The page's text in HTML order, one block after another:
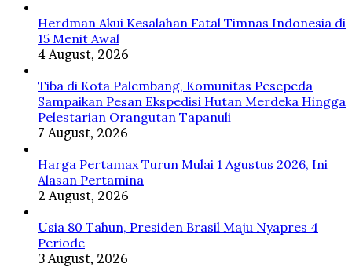
Herdman Akui Kesalahan Fatal Timnas Indonesia di
15 Menit Awal
4 August, 2026
Tiba di Kota Palembang, Komunitas Pesepeda
Sampaikan Pesan Ekspedisi Hutan Merdeka Hingga
Pelestarian Orangutan Tapanuli
7 August, 2026
Harga Pertamax Turun Mulai 1 Agustus 2026, Ini
Alasan Pertamina
2 August, 2026
Usia 80 Tahun, Presiden Brasil Maju Nyapres 4
Periode
3 August, 2026